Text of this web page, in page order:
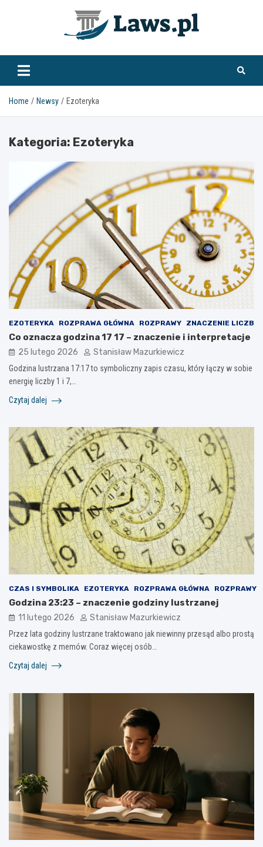
www.laws.pl
Home Newsy Ezoteryka
Kategoria: Ezoteryka
EZOTERYKA ROZPRAWA GŁÓWNA ROZPRAWY ZNACZENIE LICZB
Co oznacza godzina 17 17 – znaczenie i interpretacje
25 lutego 2026 Stanisław Mazurkiewicz
Godzina lustrzana 17:17 to symboliczny zapis czasu, który łączy w sobie
energię liczby 1 i 7,…
Czytaj dalej
CZAS I SYMBOLIKA EZOTERYKA ROZPRAWA GŁÓWNA ROZPRAWY
Godzina 23:23 – znaczenie godziny lustrzanej
11 lutego 2026 Stanisław Mazurkiewicz
Przez lata godziny lustrzane traktowano jak niewinny przesąd albo prostą
ciekawostkę z memów. Coraz więcej osób…
Czytaj dalej